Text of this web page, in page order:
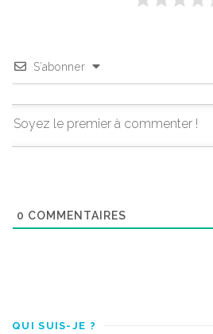
S’abonner
0 COMMENTAIRES
QUI SUIS-JE ?